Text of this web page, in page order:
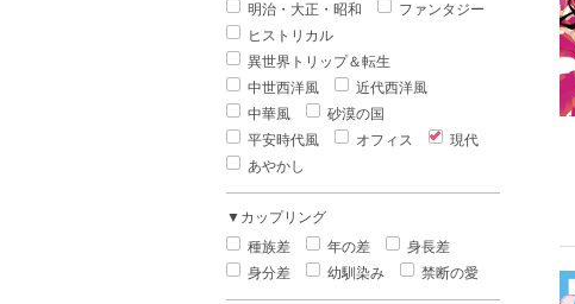
明治・大正・昭和
ファンタジー
ヒストリカル
異世界トリップ＆転生
中世西洋風
近代西洋風
中華風
砂漠の国
平安時代風
オフィス
現代
あやかし
▼カップリング
種族差
年の差
身長差
身分差
幼馴染み 禁断の愛